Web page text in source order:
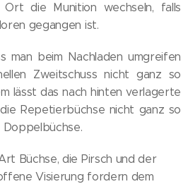
die Munition wechseln, falls
gegangen ist.
man beim Nachladen umgreifen
Zweitschuss nicht ganz so
lässt das nach hinten verlagerte
Repetierbüchse nicht ganz so
Büchse, die Pirsch und der
Visierung fordern dem